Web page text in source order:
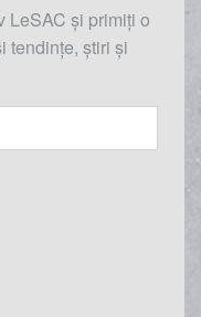
LeSAC și primiți o
tendințe, știri și